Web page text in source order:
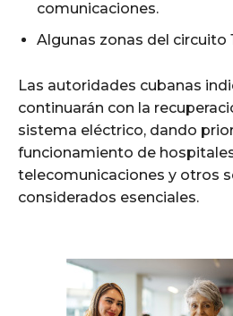
comunicaciones.
Algunas zonas del circuito
Las autoridades cubanas
continuarán con la
sistema eléctrico, dando
funcionamiento de
telecomunicaciones y otros
considerados esenciales.